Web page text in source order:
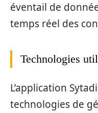
éventail de
temps réel des
Technologies
L’application
technologies de